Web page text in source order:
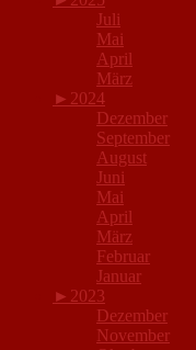
Juli
Mai
April
März
► 2024
Dezember
September
August
Juni
Mai
April
März
Februar
Januar
► 2023
Dezember
November